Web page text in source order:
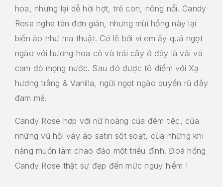
hoa, nhưng lại dễ hời hợt, trẻ con, nông nổi. Candy
Rose nghe tên đơn giản, nhưng mùi hồng này lại
biến ảo như ma thuật. Có lẽ bởi vì em ấy quá ngọt
ngào với hương hoa cỏ và trái cây ở đây là vải và
cam đỏ mọng nước. Sau đó được tô điểm với Xạ
hương trắng & Vanilla, ngửi ngọt ngào quyến rũ đầy
đam mê.
Candy Rose hợp với nữ hoàng của đêm tiệc, của
những vũ hội váy áo satin sột soạt, của những khi
nàng muốn làm chao đảo một triều đình. Đoá hồng
Candy Rose thật sự đẹp đến mức nguy hiểm !